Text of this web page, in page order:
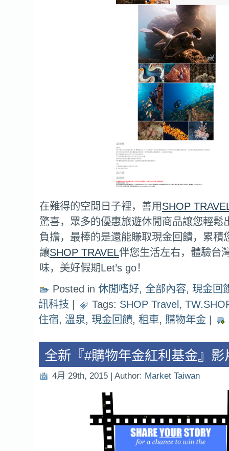
在難得的空閒日子裡，善用SHOP
驚喜，眾多的優惠旅遊休閒商品讓您輕鬆
負擔，最棒的是還能賺取現金回饋，累積
讓SHOP TRAVEL伴您生活左右，體驗台
味，美好假期Let’s go！
Posted in 休閒嗜好, 全部內容, 現金回
訊科技
Tags: SHOP Travel ,
住宿, 溫泉, 現金回饋, 租車, 購物年金
全新『#購物年金紅利基金』影
4月 29th, 2015 | Author: Market Taiwan